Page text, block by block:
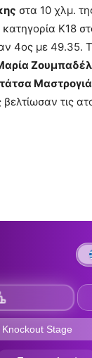
στα 10 χλμ.
Κ18
4ος με 49.35.
βελτίωσαν τις